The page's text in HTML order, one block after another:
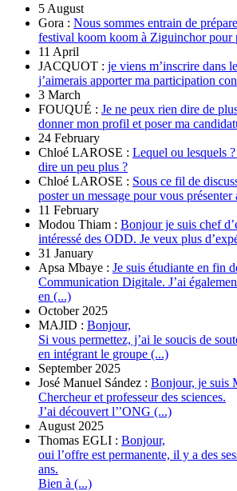
5 August
Gora : Nous sommes entrain de
festival koom koom à Ziguinchor pour
11 April
JACQUOT : je viens m’inscrire dans
j’aimerais apporter ma participation
3 March
FOUQUÉ : Je ne peux rien dire de
donner mon profil et poser ma
24 February
Chloé LAROSE : Lequel ou lesquels
dire un peu plus ?
Chloé LAROSE : Sous ce fil de
poster un message pour vous
11 February
Modou Thiam : Bonjour je suis chef
intéressé des ODD. Je veux plus
31 January
Apsa Mbaye : Je suis étudiante en fin
Communication Digitale. J’ai
en (...)
October 2025
MAJID : Bonjour,
Si vous permettez, j’ai le soucis de
en intégrant le groupe (...)
September 2025
José Manuel Sández : Bonjour, je suis
Chercheur et professeur des sciences.
J’ai découvert l’’ONG (...)
August 2025
Thomas EGLI : Bonjour,
oui l’offre est permanente, il y a des
ans.
Bien à (...)